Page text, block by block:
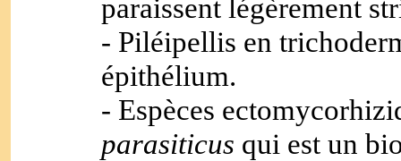
paraissent légèrement
- Piléipellis en
épithélium.
- Espèces
parasiticus qui est un